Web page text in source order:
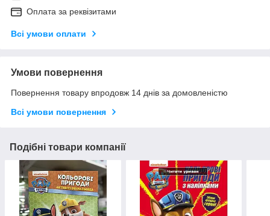
Оплата за реквізитами
Всі умови оплати
Умови повернення
Повернення товару впродовж 14 днів за домовленістю
Всі умови повернення
Подібні товари компанії